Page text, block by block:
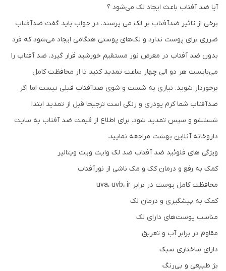
آیا ضد آفتاب باعث ایجاد لک می‌شود ؟
برخی از تاثیر ضدآفتاب بر لک می پرسند. در جواب باید گفت ضدآفتاب
ضرری برای پوست ندارد و لک‌های پوستی هنگامی ایجاد می‌شود که فرد
بدون ضد آفتاب در معرض نور مستقیم خورشید قرار گیرد. ضد آفتاب را
می‌بایست هر دو الی چهار ساعت تمدید کنید تا از محافظت کامل
برخوردار شوید. نیازی به شست و شوی ضدآفتاب قبلی نیست اما اگر
ضدآفتاب شما کرم پودری و رنگی است ترجیحا قبل از تمدید ابتدا
شستشو و سپس تمدید شود. برای اطلاع از قیمت ضد آفتاب به سایت
داروخانه آنلاین بهشت مراجعه نمایید.
ویژگی های فلوئید ضد آفتاب ضد لک وایت ویت ویتالیر
کمک به رفع و درمان کک و مک ناشی از نورآفتاب
محافظت کامل پوست در برابر uva، uvb، ir
کمک به پیشگیری و درمان لک
مناسب پوست‌های دارای لک
مقاوم در برابر آب و تعریق
دارای ساختاری سبک
بژ طبیعی و بی‌رنگ